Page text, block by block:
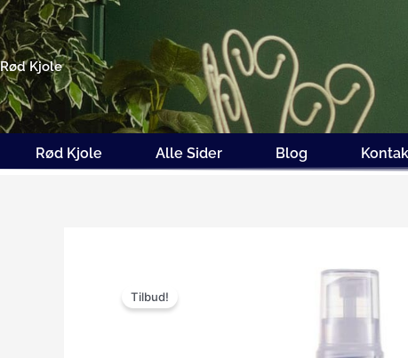
Gå
til
indholdet
Rød Kjole
Rød Kjole Alle Sider Blog
Tilbud!